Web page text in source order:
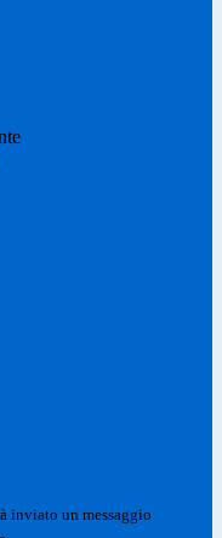
inviato un messaggio